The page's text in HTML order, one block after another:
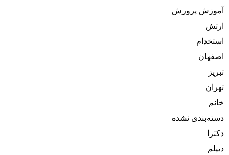
آموزش پرورش
ارتش
استخدام
اصفهان
تبریز
تهران
خانم
دسته‌بندی نشده
دکترا
دیپلم